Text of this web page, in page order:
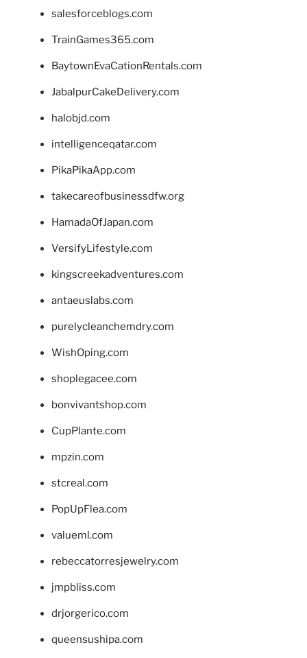
salesforceblogs.com
TrainGames365.com
BaytownEvaCationRentals.com
JabalpurCakeDelivery.com
halobjd.com
intelligenceqatar.com
PikaPikaApp.com
takecareofbusinessdfw.org
HamadaOfJapan.com
VersifyLifestyle.com
kingscreekadventures.com
antaeuslabs.com
purelycleanchemdry.com
WishOping.com
shoplegacee.com
bonvivantshop.com
CupPlante.com
mpzin.com
stcreal.com
PopUpFlea.com
valueml.com
rebeccatorresjewelry.com
jmpbliss.com
drjorgerico.com
queensushipa.com